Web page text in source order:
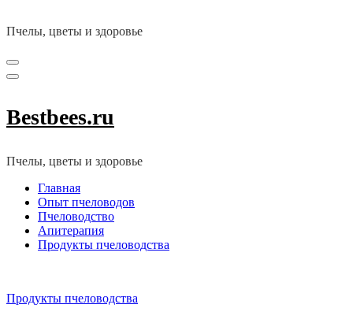
Пчелы, цветы и здоровье
Bestbees.ru
Пчелы, цветы и здоровье
Главная
Опыт пчеловодов
Пчеловодство
Апитерапия
Продукты пчеловодства
Продукты пчеловодства